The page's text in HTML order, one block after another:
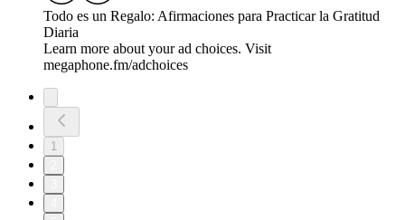
Todo es un Regalo: Afirmaciones para Practicar la Gratitud
Diaria
Learn more about your ad choices. Visit
megaphone.fm/adchoices
1